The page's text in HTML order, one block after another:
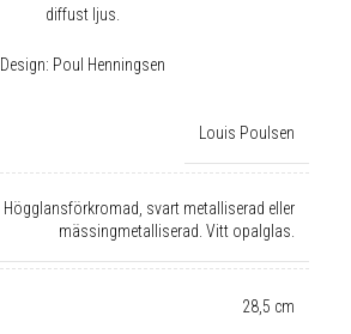
diffust ljus.
Design: Poul Henningsen
Louis Poulsen
Högglansförkromad, svart metalliserad eller
mässingmetalliserad. Vitt opalglas.
28,5 cm